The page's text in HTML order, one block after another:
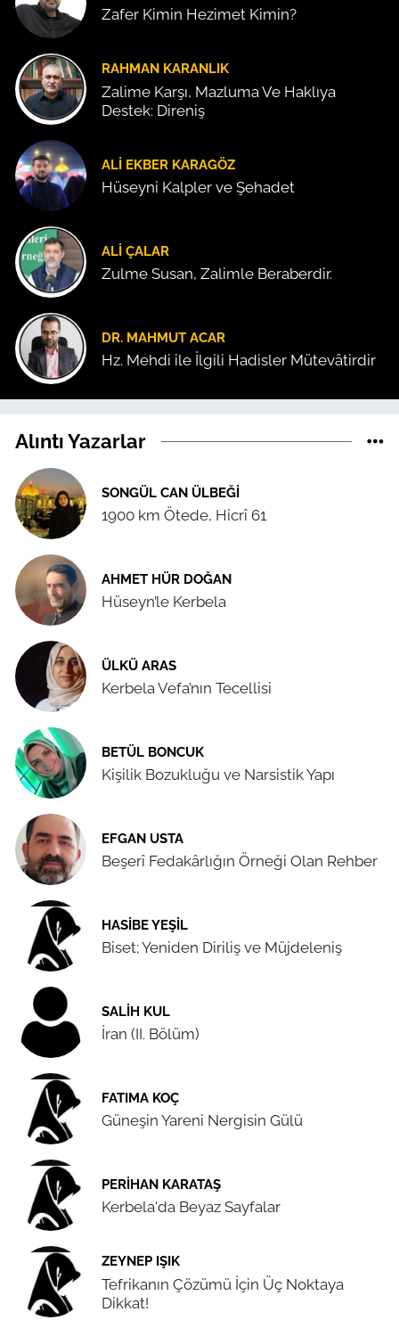
Zafer Kimin Hezimet Kimin?
RAHMAN KARANLIK
Zalime Karşı, Mazluma Ve Haklıya
Destek: Direniş
ALI EKBER KARAGÖZ
Hüseyni Kalpler ve Şehadet
ALI ÇALAR
Zulme Susan, Zalimle Beraberdir.
DR. MAHMUT ACAR
Hz. Mehdi ile İlgili Hadisler Mütevâtirdir
Alıntı Yazarlar
SONGÜL CAN ÜLBEĞI
1900 km Ötede, Hicrî 61
AHMET HÜR DOĞAN
Hüseyn’le Kerbela
ÜLKÜ ARAS
Kerbela Vefa’nın Tecellisi
BETÜL BONCUK
Kişilik Bozukluğu ve Narsistik Yapı
EFGAN USTA
Beşerî Fedakârlığın Örneği Olan Rehber
HASIBE YEŞIL
Biset; Yeniden Diriliş ve Müjdeleniş
SALIH KUL
İran (II. Bölüm)
FATIMA KOÇ
Güneşin Yareni Nergisin Gülü
PERIHAN KARATAŞ
Kerbela'da Beyaz Sayfalar
ZEYNEP IŞIK
Tefrikanın Çözümü İçin Üç Noktaya
Dikkat!